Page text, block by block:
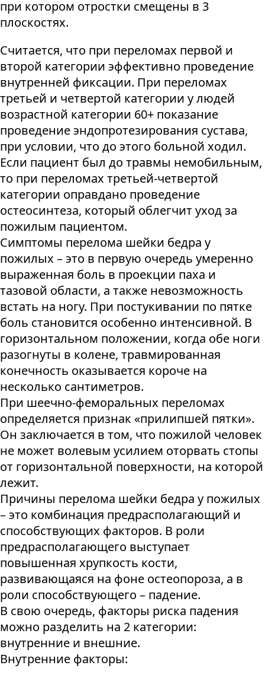
при котором отростки смещены в 3
плоскостях.
Считается, что при переломах первой и
второй категории эффективно проведение
внутренней фиксации. При переломах
третьей и четвертой категории у людей
возрастной категории 60+ показание
проведение эндопротезирования сустава,
при условии, что до этого больной ходил.
Если пациент был до травмы немобильным,
то при переломах третьей-четвертой
категории оправдано проведение
остеосинтеза, который облегчит уход за
пожилым пациентом.
Симптомы перелома шейки бедра у
пожилых – это в первую очередь умеренно
выраженная боль в проекции паха и
тазовой области, а также невозможность
встать на ногу. При постукивании по пятке
боль становится особенно интенсивной. В
горизонтальном положении, когда обе ноги
разогнуты в колене, травмированная
конечность оказывается короче на
несколько сантиметров.
При шеечно-феморальных переломах
определяется признак «прилипшей пятки».
Он заключается в том, что пожилой человек
не может волевым усилием оторвать стопы
от горизонтальной поверхности, на которой
лежит.
Причины перелома шейки бедра у пожилых
– это комбинация предрасполагающий и
способствующих факторов. В роли
предрасполагающего выступает
повышенная хрупкость кости,
развивающаяся на фоне остеопороза, а в
роли способствующего – падение.
В свою очередь, факторы риска падения
можно разделить на 2 категории:
внутренние и внешние.
Внутренние факторы: